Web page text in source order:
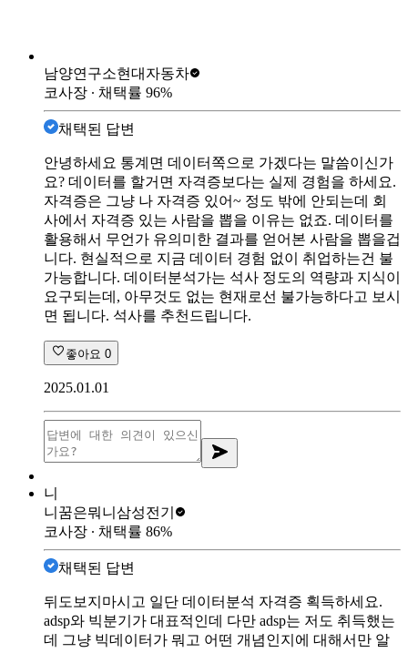
남양연구소현대자동차
코사장 ∙ 채택률 96%
채택된 답변
안녕하세요 통계면 데이터쪽으로 가겠다는 말씀이신가
요? 데이터를 할거면 자격증보다는 실제 경험을 하세요.
자격증은 그냥 나 자격증 있어~ 정도 밖에 안되는데 회
사에서 자격증 있는 사람을 뽑을 이유는 없죠. 데이터를
활용해서 무언가 유의미한 결과를 얻어본 사람을 뽑을겁
니다. 현실적으로 지금 데이터 경험 없이 취업하는건 불
가능합니다. 데이터분석가는 석사 정도의 역량과 지식이
요구되는데, 아무것도 없는 현재로선 불가능하다고 보시
면 됩니다. 석사를 추천드립니다.
좋아요 0
2025.01.01
니
니꿈은뭐니 삼성전기
코사장 ∙ 채택률 86%
채택된 답변
뒤도보지마시고 일단 데이터분석 자격증 획득하세요.
adsp와 빅분기가 대표적인데 다만 adsp는 저도 취득했는
데 그냥 빅데이터가 뭐고 어떤 개념인지에 대해서만 알